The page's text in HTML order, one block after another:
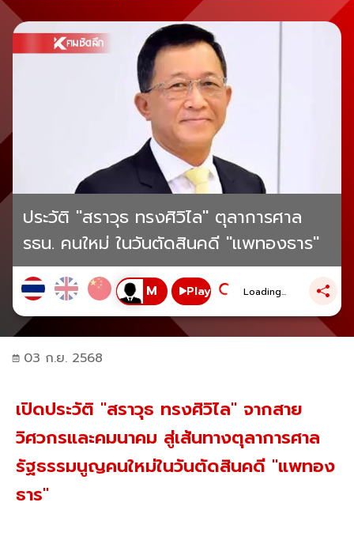
ประวัติ "สราวุธ ทรงศิวิไล" ตุลาการศาล
รธน. คนใหม่ ในวันตัดสินคดี "แพทองธาร"
Play Loading...
03 ก.ย. 2568
เปิดประวัติ "สราวุธ ทรงศิวิไล" จากสาย
วิศวกรและคมนาคม สู่เส้นทางตุลาการศาล
รัฐธรรมนูญคนใหม่ในวันตัดสินคดี "แพทอง
ธาร"